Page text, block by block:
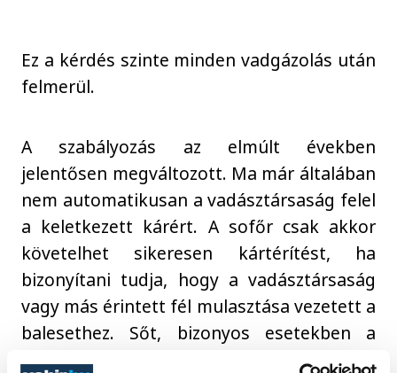
Ez a kérdés szinte minden vadgázolás után
felmerül.
A szabályozás az elmúlt években
jelentősen megváltozott. Ma már általában
nem automatikusan a vadásztársaság felel
a keletkezett kárért. A sofőr csak akkor
követelhet sikeresen kártérítést, ha
bizonyítani tudja, hogy a vadásztársaság
vagy más érintett fél mulasztása vezetett a
balesethez. Sőt, bizonyos esetekben a
vadásztársaság akár a vad eszmei